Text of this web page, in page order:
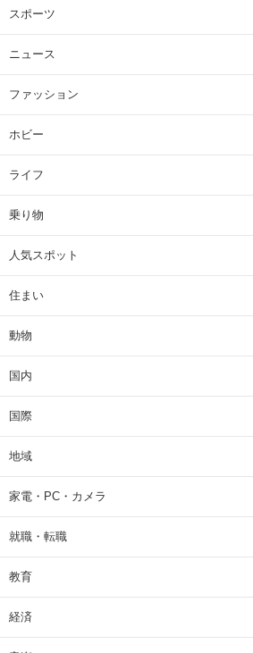
スポーツ
ニュース
ファッション
ホビー
ライフ
乗り物
人気スポット
住まい
動物
国内
国際
地域
家電・PC・カメラ
就職・転職
教育
経済